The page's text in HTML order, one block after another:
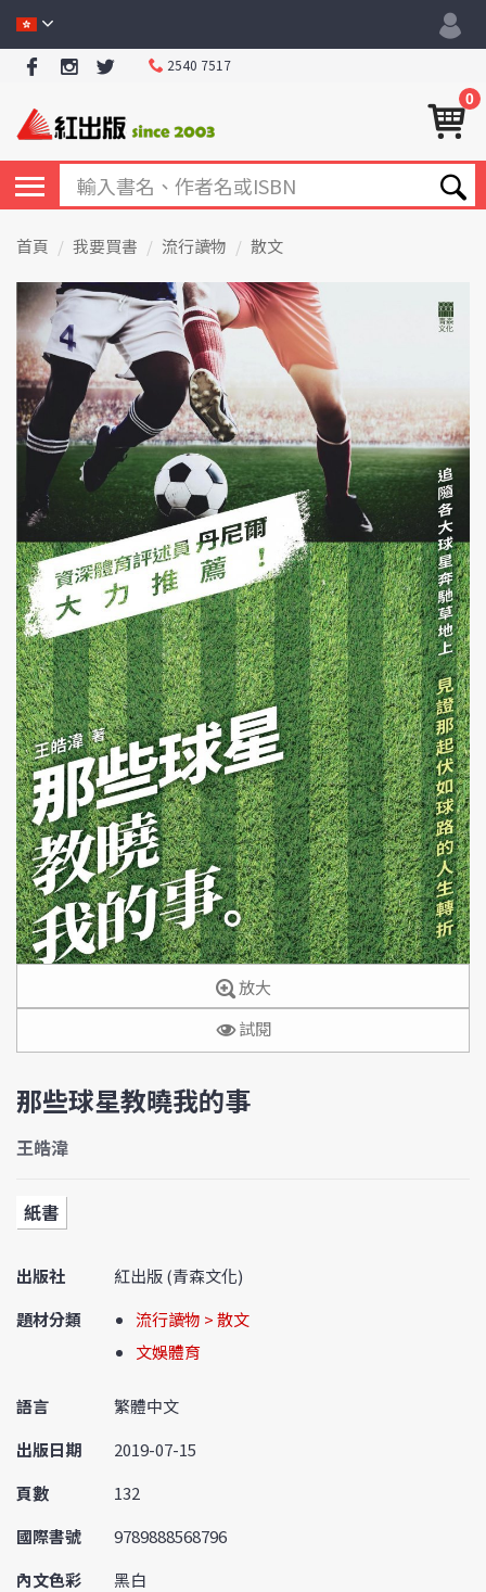
2540 7517
0
首頁 我要買書 流行讀物 散文
放大
試閱
那些球星教曉我的事
王皓湋
紙書
出版社
紅出版 (青森文化)
題材分類
流行讀物 > 散文
文娛體育
語言
繁體中文
出版日期
2019-07-15
頁數
132
國際書號
9789888568796
內文色彩
黑白